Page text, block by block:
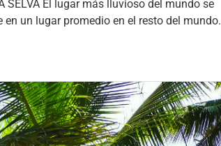
SELVA El lugar más lluvioso del mundo se
un lugar promedio en el resto del mundo.